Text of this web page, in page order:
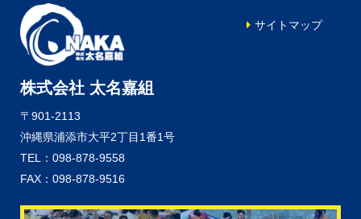
株式会社 太名嘉組
〒901-2113
沖縄県浦添市大平2丁目1番1号
TEL：098-878-9558
FAX：098-878-9516
サイトマップ